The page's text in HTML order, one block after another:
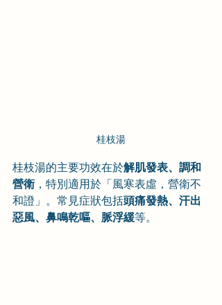
桂枝湯
桂枝湯的主要功效在於解肌發表、調和
營衛，特別適用於「風寒表虛，營衛不
和證」。常見症狀包括頭痛發熱、汗出
惡風、鼻鳴乾嘔、脈浮緩等。